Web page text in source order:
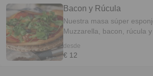
Bacon y Rúcula
Nuestra masa súper
Muzzarella, bacon, rúcula y
desde
€ 12